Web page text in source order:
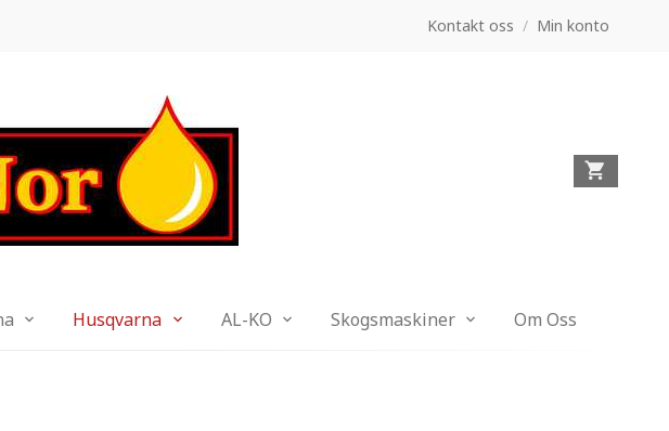
Kontakt oss / Min konto
Husqvarna AL-KO Skogsmaskiner Om Oss